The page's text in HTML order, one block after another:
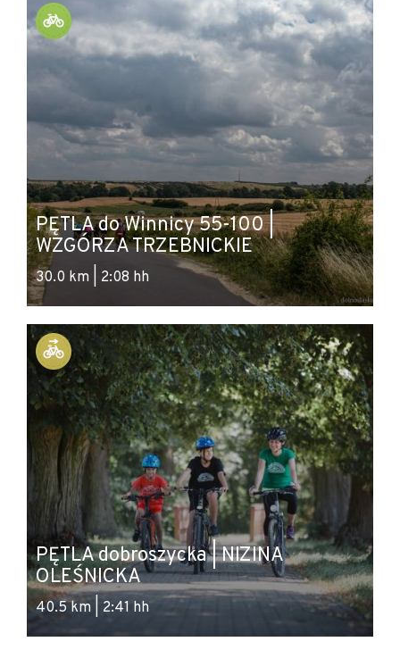
PĘTLA do Winnicy 55-100 |
WZGÓRZA TRZEBNICKIE
30.0 km | 2:08 hh
PĘTLA dobroszycka | NIZINA
OLEŚNICKA
40.5 km | 2:41 hh